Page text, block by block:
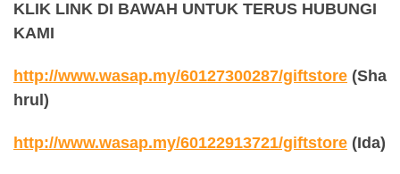
KLIK LINK DI BAWAH UNTUK TERUS HUBUNGI
KAMI
http://www.wasap.my/60127300287/giftstore (Sha
hrul)
http://www.wasap.my/60122913721/giftstore (Ida)